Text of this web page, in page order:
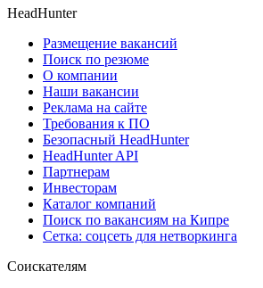
HeadHunter
Размещение вакансий
Поиск по резюме
О компании
Наши вакансии
Реклама на сайте
Требования к ПО
Безопасный HeadHunter
HeadHunter API
Партнерам
Инвесторам
Каталог компаний
Поиск по вакансиям на Кипре
Сетка: соцсеть для нетворкинга
Соискателям